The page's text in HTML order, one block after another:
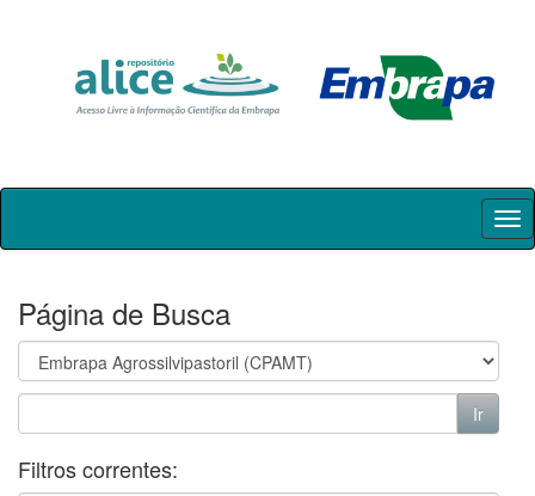
Skip
Página de Busca
Filtros correntes: